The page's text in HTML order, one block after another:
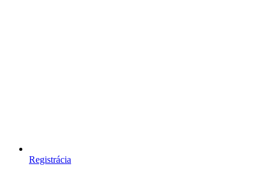
Registrácia